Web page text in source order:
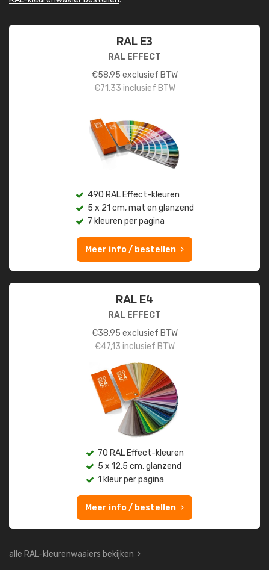
RAL E3
RAL EFFECT
€58,95 exclusief BTW
€71,33 inclusief BTW
490 RAL Effect-kleuren
5 x 21 cm, mat en glanzend
7 kleuren per pagina
Meer info / bestellen
RAL E4
RAL EFFECT
€38,95 exclusief BTW
€47,13 inclusief BTW
70 RAL Effect-kleuren
5 x 12,5 cm, glanzend
1 kleur per pagina
Meer info / bestellen
alle RAL-kleurenwaaiers bekijken